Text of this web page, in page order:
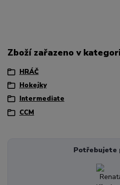
Zboží zařazeno v
HRÁČ
Hokejky
Intermediate
CCM
Potřebujete